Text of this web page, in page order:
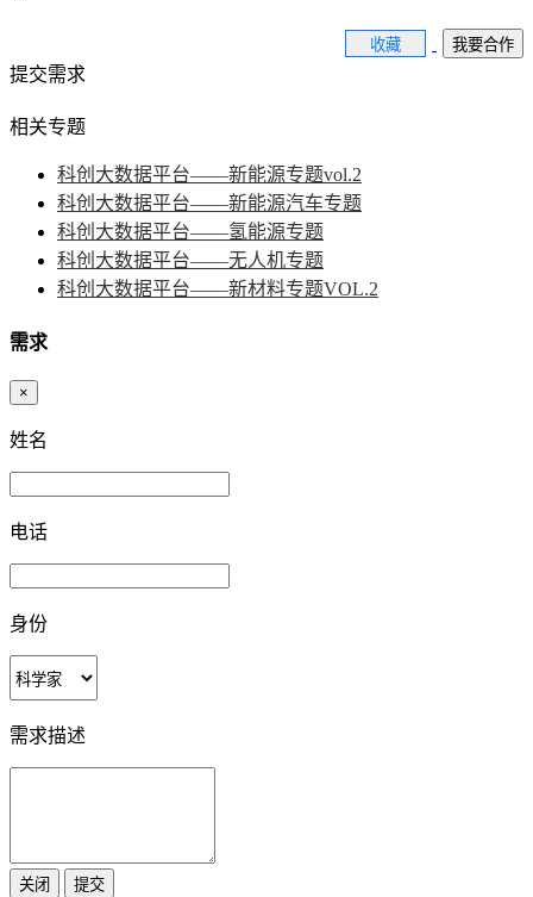
收藏 我要合作
提交需求
相关专题
科创大数据平台——新能源专题vol.2
科创大数据平台——新能源汽车专题
科创大数据平台——氢能源专题
科创大数据平台——无人机专题
科创大数据平台——新材料专题VOL.2
需求
×
姓名
电话
身份
需求描述
关闭 提交